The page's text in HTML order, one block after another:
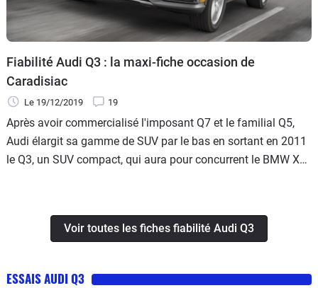
Fiabilité Audi Q3 : la maxi-fiche occasion de
Caradisiac
Le 19/12/2019 19
Après avoir commercialisé l'imposant Q7 et le familial Q5,
Audi élargit sa gamme de SUV par le bas en sortant en 2011
le Q3, un SUV compact, qui aura pour concurrent le BMW X1
est plus ordinaire), mais apparaît aujourd'hui comme très
Voir toutes les fiches fiabilité Audi Q3
ESSAIS AUDI Q3